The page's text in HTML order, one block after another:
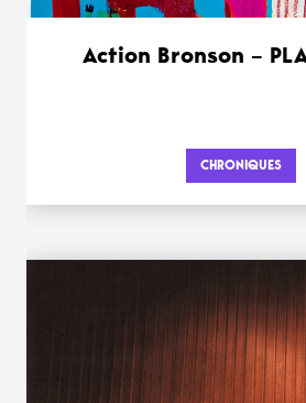
Action Bronson –
CHRONIQUES